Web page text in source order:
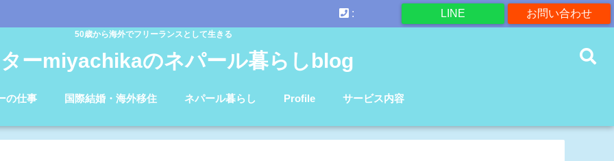
お問い合わせ
LINE
:
50歳から海外でフリーランスとして生きる
ーmiyachikaのネパール暮らしblog
の仕事 国際結婚・海外移住 ネパール暮らし Profile サービス内容